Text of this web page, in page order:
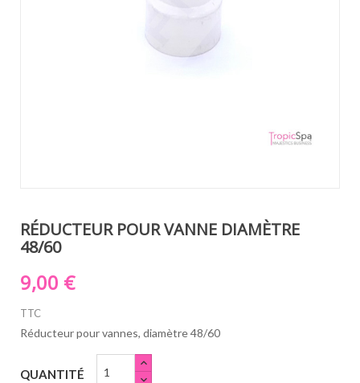
RÉDUCTEUR POUR VANNE DIAMÈTRE
48/60
9,00 €
TTC
Réducteur pour vannes, diamètre 48/60
QUANTITÉ